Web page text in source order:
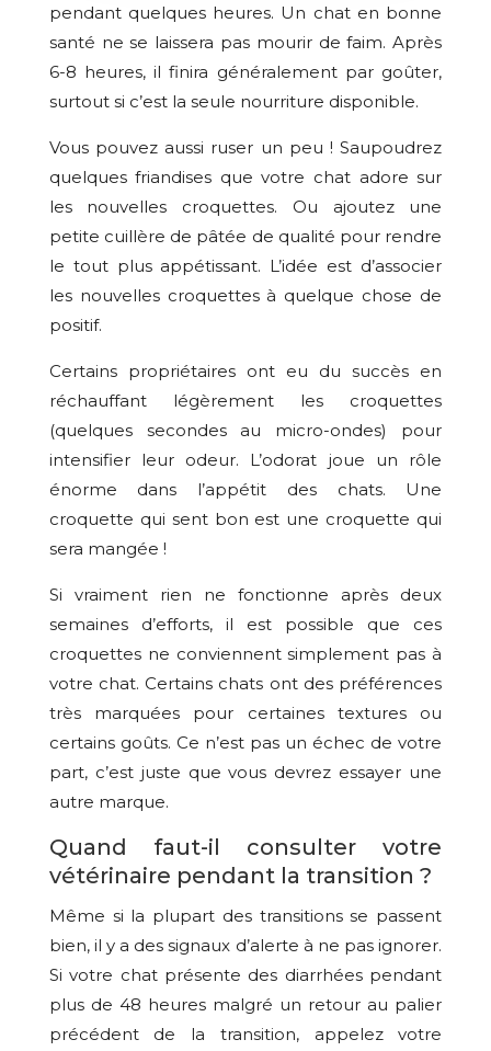
pendant quelques heures. Un chat en bonne
santé ne se laissera pas mourir de faim. Après
6-8 heures, il finira généralement par goûter,
surtout si c’est la seule nourriture disponible.
Vous pouvez aussi ruser un peu ! Saupoudrez
quelques friandises que votre chat adore sur
les nouvelles croquettes. Ou ajoutez une
petite cuillère de pâtée de qualité pour rendre
le tout plus appétissant. L’idée est d’associer
les nouvelles croquettes à quelque chose de
positif.
Certains propriétaires ont eu du succès en
réchauffant légèrement les croquettes
(quelques secondes au micro-ondes) pour
intensifier leur odeur. L’odorat joue un rôle
énorme dans l’appétit des chats. Une
croquette qui sent bon est une croquette qui
sera mangée !
Si vraiment rien ne fonctionne après deux
semaines d’efforts, il est possible que ces
croquettes ne conviennent simplement pas à
votre chat. Certains chats ont des préférences
très marquées pour certaines textures ou
certains goûts. Ce n’est pas un échec de votre
part, c’est juste que vous devrez essayer une
autre marque.
Quand faut-il consulter votre
vétérinaire pendant la transition ?
Même si la plupart des transitions se passent
bien, il y a des signaux d’alerte à ne pas ignorer.
Si votre chat présente des diarrhées pendant
plus de 48 heures malgré un retour au palier
précédent de la transition, appelez votre